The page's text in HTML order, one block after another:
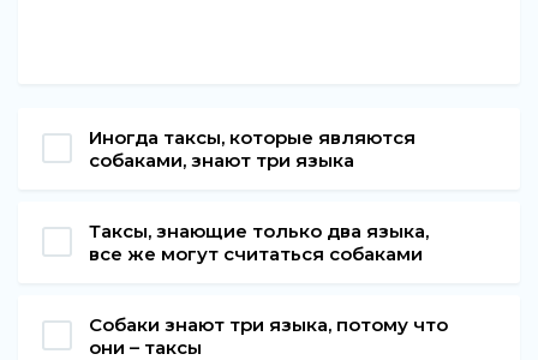
Иногда таксы, которые являются
собаками, знают три языка
Таксы, знающие только два языка,
все же могут считаться собаками
Собаки знают три языка, потому что
они – таксы